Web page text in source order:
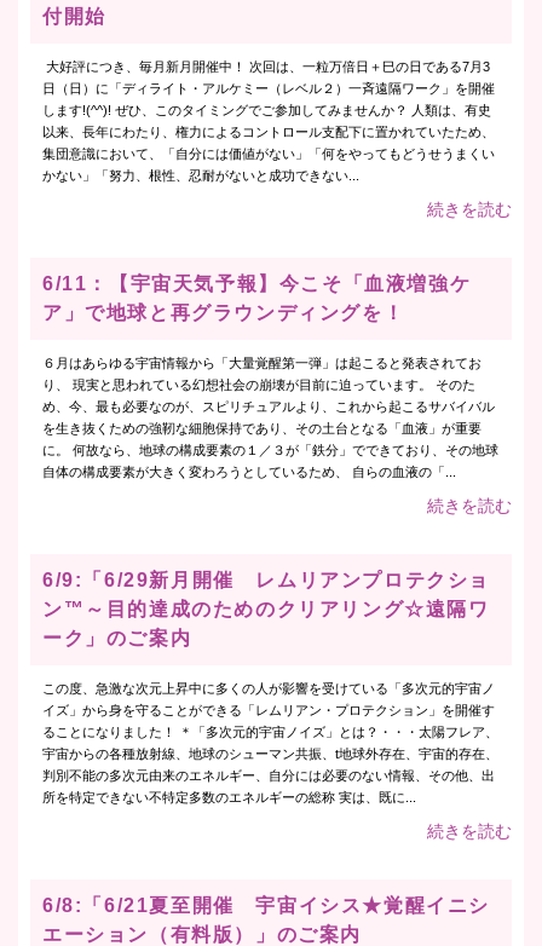
付開始
大好評につき、毎月新月開催中！ 次回は、一粒万倍日＋巳の日である7月3
日（日）に「ディライト・アルケミー（レベル２）一斉遠隔ワーク」を開催
します!(^^)! ぜひ、このタイミングでご参加してみませんか？ 人類は、有史
以来、長年にわたり、権力によるコントロール支配下に置かれていたため、
集団意識において、「自分には価値がない」「何をやってもどうせうまくい
かない」「努力、根性、忍耐がないと成功できない...
続きを読む
6/11：【宇宙天気予報】今こそ「血液増強ケ
ア」で地球と再グラウンディングを！
６月はあらゆる宇宙情報から「大量覚醒第一弾」は起こると発表されてお
り、 現実と思われている幻想社会の崩壊が目前に迫っています。 そのた
め、今、最も必要なのが、スピリチュアルより、これから起こるサバイバル
を生き抜くための強靭な細胞保持であり、その土台となる「血液」が重要
に。 何故なら、地球の構成要素の１／３が「鉄分」でできており、その地球
自体の構成要素が大きく変わろうとしているため、 自らの血液の「...
続きを読む
6/9:「6/29新月開催 レムリアンプロテクショ
ン™～目的達成のためのクリアリング☆遠隔ワ
ーク」のご案内
この度、急激な次元上昇中に多くの人が影響を受けている「多次元的宇宙ノ
イズ」から身を守ることができる「レムリアン・プロテクション」を開催す
ることになりました！ ＊「多次元的宇宙ノイズ」とは？・・・太陽フレア、
宇宙からの各種放射線、地球のシューマン共振、t地球外存在、宇宙的存在、
判別不能の多次元由来のエネルギー、自分には必要のない情報、その他、出
所を特定できない不特定多数のエネルギーの総称 実は、既に...
続きを読む
6/8:「6/21夏至開催 宇宙イシス★覚醒イニシ
エーション（有料版）」のご案内